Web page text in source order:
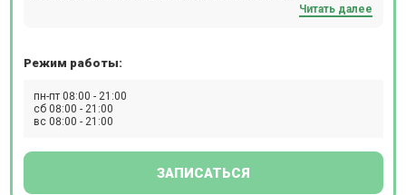
центре осуществляется полный комплекс услуг по
47 медицинским направлениям. Приём осуществляется
бесплатная парковка для пациентов.
Читать далее
Режим работы:
пн-пт 08:00 - 21:00
сб 08:00 - 21:00
вс 08:00 - 21:00
ЗАПИСАТЬСЯ